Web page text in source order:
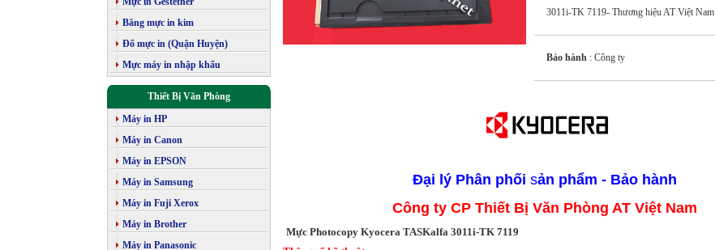
Băng mực in kim
Đổ mực in (Quận Huyện)
Mực máy in nhập khẩu
Thiết Bị Văn Phòng
Máy in HP
Máy in Canon
Máy in EPSON
Máy in Samsung
Máy in Fuji Xerox
Máy in Brother
Máy in Panasonic
3011i-TK 7119- Thương hiệu AT Việt Nam
Bảo hành : Công ty
Đại lý Phân phối sản phẩm - Bảo hành
Công ty CP Thiết Bị Văn Phòng AT Việt Nam
Mực Photocopy Kyocera TASKalfa 3011i-TK 7119